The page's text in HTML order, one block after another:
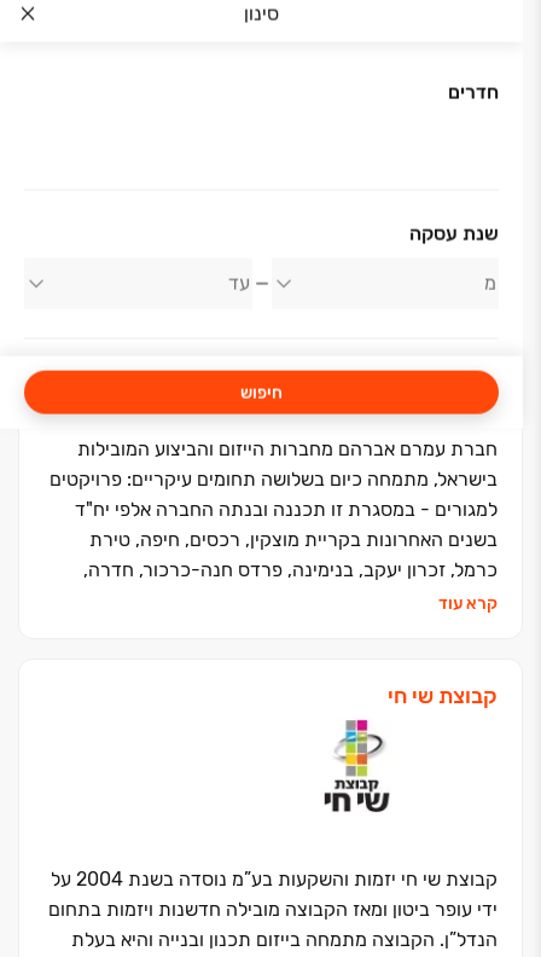
סינון
חדרים
שנת עסקה
חיפוש
אודות החברה
עמרם אברהם
חברת עמרם אברהם מחברות הייזום והביצוע המובילות
בישראל, מתמחה כיום בשלושה תחומים עיקריים: פרויקטים
למגורים - במסגרת זו תכננה ובנתה החברה אלפי יח"ד
בשנים האחרונות בקריית מוצקין, רכסים, חיפה, טירת
כרמל, זכרון יעקב, בנימינה, פרדס חנה-כרכור, חדרה,
רעננה, תל אביב-יפו, ראש העין, קריית גת, גדרה, רמלה,
תעופה ועוד. מתחמי מסחר/נכסים מניבים - בבעלות
החברה מתחמי קניות, מסחר, משרדים, בתי אבות סיעודיים
ומתחמי לוגיסטיקה. התחדשות עירונית - החברה שותפה
כיום במספר מיזמי התחדשות עירונית בחיפה, טירת כרמל,
זכרון יעקב, חדרה, ת״א-יפו. ראשיתה של החברה בתחילת
עד היום. עם הקמתה של החברה לבניין בשנת 2004 ,
החלה בביצוע פרויקטים לבניה פרטית באזור חדרה ויישובי
הסביבה. מכאן צמחה והתפתחה לתכנונם ובנייתם של
קרא עוד
קבוצת שי חי
קבוצת שי חי יזמות והשקעות בע”מ נוסדה בשנת 2004 על
ידי עופר ביטון ומאז הקבוצה מובילה חדשנות ויזמות בתחום
הנדל”ן. הקבוצה מתמחה בייזום תכנון ובנייה והיא בעלת